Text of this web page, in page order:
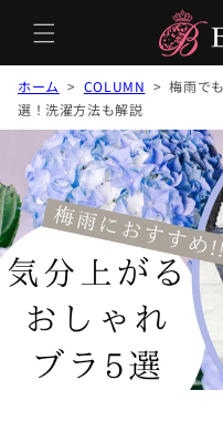
ホーム > COLUMN > 梅雨で
選！洗濯方法も解説